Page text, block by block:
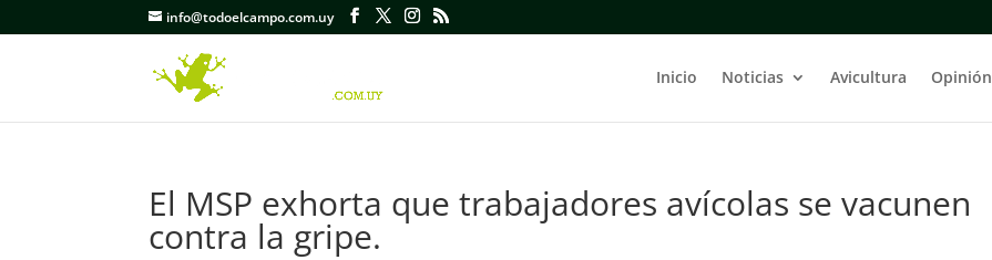
info@todoelcampo.com.uy
Inicio Noticias Avicultura Opinión
El MSP exhorta que trabajadores avícolas se vacunen
contra la gripe.